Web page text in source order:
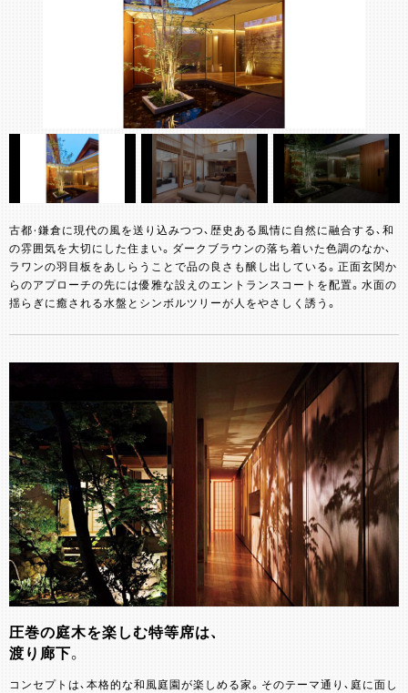
古都・鎌倉に現代の風を送り込みつつ、歴史ある風情に自然に融合する、和
の雰囲気を大切にした住まい。ダークブラウンの落ち着いた色調のなか、
ラワンの羽目板をあしらうことで品の良さも醸し出している。正面玄関か
らのアプローチの先には優雅な設えのエントランスコートを配置。水面の
揺らぎに癒される水盤とシンボルツリーが人をやさしく誘う。
圧巻の庭木を楽しむ特等席は、
渡り廊下。
コンセプトは、本格的な和風庭園が楽しめる家。そのテーマ通り、庭に面し